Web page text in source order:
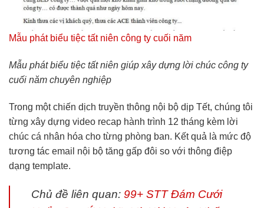
Mẫu phát biểu tiệc tất niên công ty cuối năm
Mẫu phát biểu tiệc tất niên giúp xây dựng lời chúc công ty
cuối năm chuyên nghiệp
Trong một chiến dịch truyền thông nội bộ dịp Tết, chúng tôi
từng xây dựng video recap hành trình 12 tháng kèm lời
chúc cá nhân hóa cho từng phòng ban. Kết quả là mức độ
tương tác email nội bộ tăng gấp đôi so với thông điệp
dạng template.
Chủ đề liên quan: 99+ STT Đám Cưới